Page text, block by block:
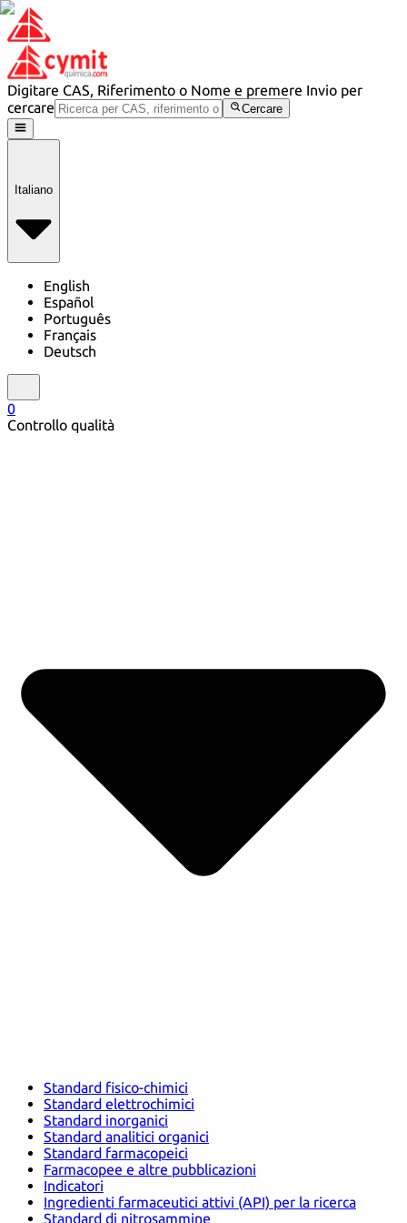
Digitare CAS, Riferimento o Nome e premere Invio per
cercare
Cercare
Italiano
English
Español
Português
Français
Deutsch
0
Controllo qualità
Standard fisico-chimici
Standard elettrochimici
Standard inorganici
Standard analitici organici
Standard farmacopeici
Farmacopee e altre pubblicazioni
Indicatori
Ingredienti farmaceutici attivi (API) per la ricerca
Standard di nitrosammine